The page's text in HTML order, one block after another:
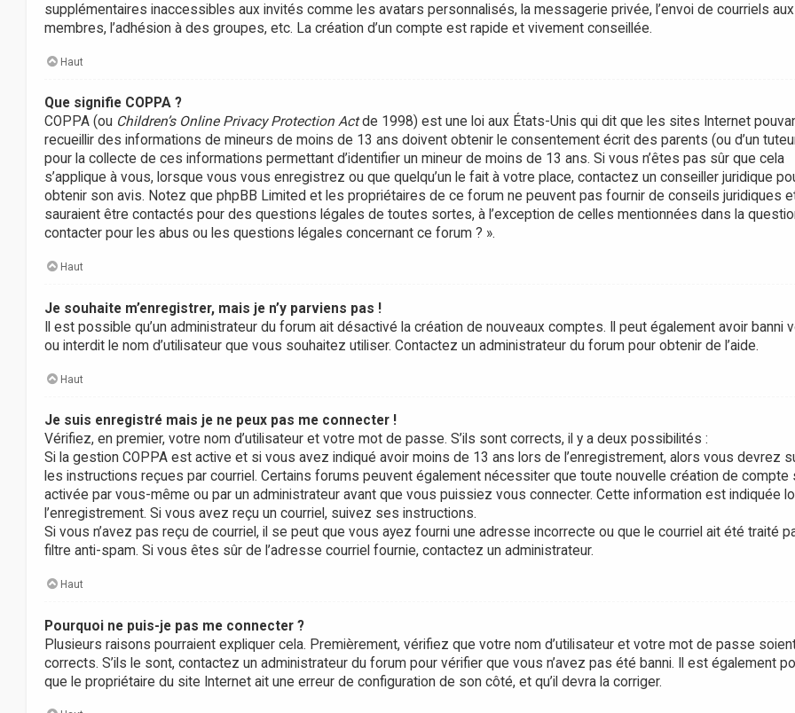
supplémentaires inaccessibles aux invités comme les avatars personnalisés, la messagerie privée, l’envoi de courriels
membres, l’adhésion à des groupes, etc. La création d’un compte est rapide et vivement conseillée.
Haut
Que signifie COPPA ?
COPPA (ou Children’s Online Privacy Protection Actde 1998) est une loi aux États-Unis qui dit que les sites Internet
recueillir des informations de mineurs de moins de 13 ans doivent obtenir le consentement écrit des parents (ou d’un
pour la collecte de ces informations permettant d’identifier un mineur de moins de 13 ans. Si vous n’êtes pas sûr que cela
s’applique à vous, lorsque vous vous enregistrez ou que quelqu’un le fait à votre place, contactez un conseiller juridique
obtenir son avis. Notez que phpBB Limited et les propriétaires de ce forum ne peuvent pas fournir de conseils juridiques
sauraient être contactés pour des questions légales de toutes sortes, à l’exception de celles mentionnées dans la
contacter pour les abus ou les questions légales concernant ce forum ? ».
Haut
Je souhaite m’enregistrer, mais je n’y parviens pas !
Il est possible qu’un administrateur du forum ait désactivé la création de nouveaux comptes. Il peut également avoir banni
ou interdit le nom d’utilisateur que vous souhaitez utiliser. Contactez un administrateur du forum pour obtenir de l’aide.
Haut
Je suis enregistré mais je ne peux pas me connecter !
Vérifiez, en premier, votre nom d’utilisateur et votre mot de passe. S’ils sont corrects, il y a deux possibilités :
Si la gestion COPPA est active et si vous avez indiqué avoir moins de 13 ans lors de l’enregistrement, alors vous devrez
les instructions reçues par courriel. Certains forums peuvent également nécessiter que toute nouvelle création de compte
activée par vous-même ou par un administrateur avant que vous puissiez vous connecter. Cette information est indiquée
l’enregistrement. Si vous avez reçu un courriel, suivez ses instructions.
Si vous n’avez pas reçu de courriel, il se peut que vous ayez fourni une adresse incorrecte ou que le courriel ait été traité
filtre anti-spam. Si vous êtes sûr de l’adresse courriel fournie, contactez un administrateur.
Haut
Pourquoi ne puis-je pas me connecter ?
Plusieurs raisons pourraient expliquer cela. Premièrement, vérifiez que votre nom d’utilisateur et votre mot de passe
corrects. S’ils le sont, contactez un administrateur du forum pour vérifier que vous n’avez pas été banni. Il est également
que le propriétaire du site Internet ait une erreur de configuration de son côté, et qu’il devra la corriger.